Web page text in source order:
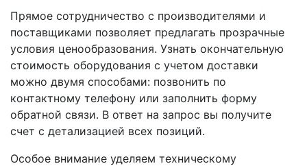
Прямое сотрудничество с производителями и
поставщиками позволяет предлагать прозрачные
условия ценообразования. Узнать окончательную
стоимость оборудования с учетом доставки
можно двумя способами: позвонить по
контактному телефону или заполнить форму
обратной связи. В ответ на запрос вы получите
счет с детализацией всех позиций.
Особое внимание уделяем техническому